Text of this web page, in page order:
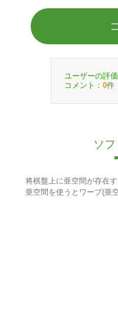
ユーザーの評
コメント： 0件
ソ
将棋盤上に亜空間が存在す
亜空間を使うとワープ(亜